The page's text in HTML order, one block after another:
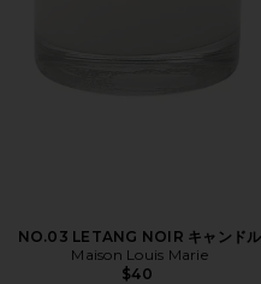
NO.03 LETANG NOIR キャンドル
Maison Louis Marie
$40